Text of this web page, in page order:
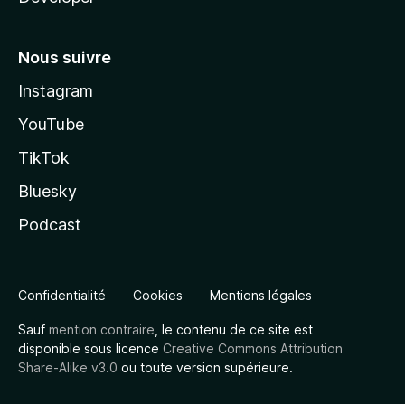
Nous suivre
Instagram
YouTube
TikTok
Bluesky
Podcast
Confidentialité Cookies Mentions légales
Sauf mention contraire , le contenu de ce site est
disponible sous licence Creative Commons Attribution
Share-Alike v3.0 ou toute version supérieure.